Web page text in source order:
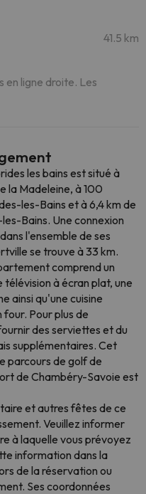
41.5 km
en ligne droite. Les
les bains est situé à
la Madeleine, à 100
les-Bains et à 6,4 km de
Bains. Une connexion
l'ensemble de ses
se trouve à 33 km.
comprend un
télévision à écran plat, une
ainsi qu'une cuisine
Pour plus de
des serviettes et du
supplémentaires. Cet
parcours de golf de
de Chambéry-Savoie est
et autres fêtes de ce
Veuillez informer
à laquelle vous prévoyez
information dans la
de la réservation ou
Ses coordonnées